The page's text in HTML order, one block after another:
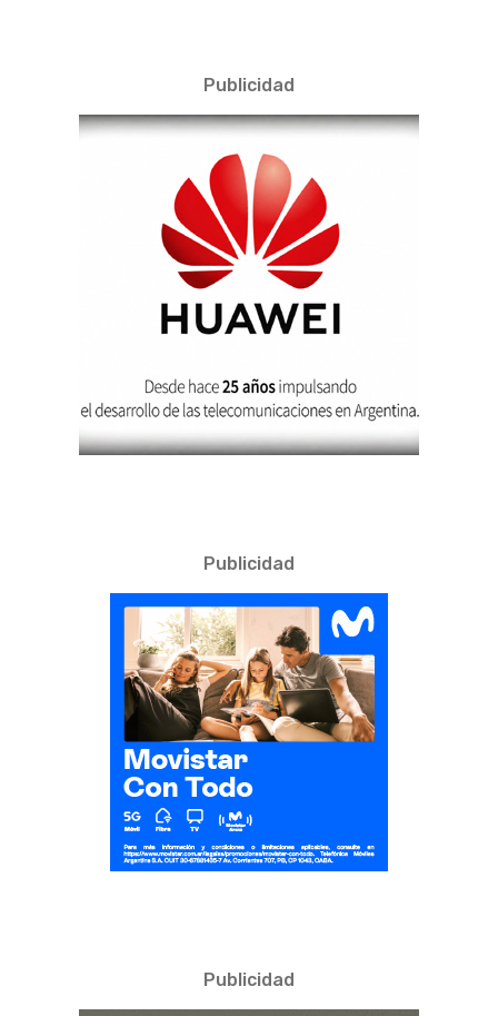
Publicidad
Publicidad
Publicidad